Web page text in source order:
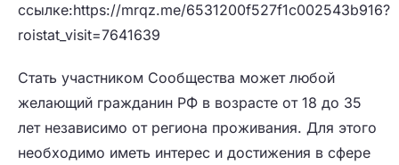
ссылке:https://mrqz.me/6531200f527f1c002543b916?
roistat_visit=7641639
Стать участником Сообщества может любой
желающий гражданин РФ в возрасте от 18 до 35
лет независимо от региона проживания. Для этого
необходимо иметь интерес и достижения в сфере